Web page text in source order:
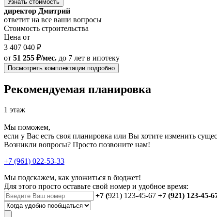
Узнать стоимость
директор Дмитрий
ответит на все ваши вопросы
Стоимость строительства
Цена от
3 407 040 ₽
от 51 255 ₽/мес. до 7 лет в ипотеку
Посмотреть комплектации подробно
Рекомендуемая планировка
1 этаж
Мы поможем,
если у Вас есть своя планировка или Вы хотите изменить
Возникли вопросы? Просто позвоните нам!
+7 (961) 022-53-33
Мы подскажем, как уложиться в бюджет!
Для этого просто оставьте свой номер и удобное время:
+7 (921) 123-45-67 +7 (921) 123-45-